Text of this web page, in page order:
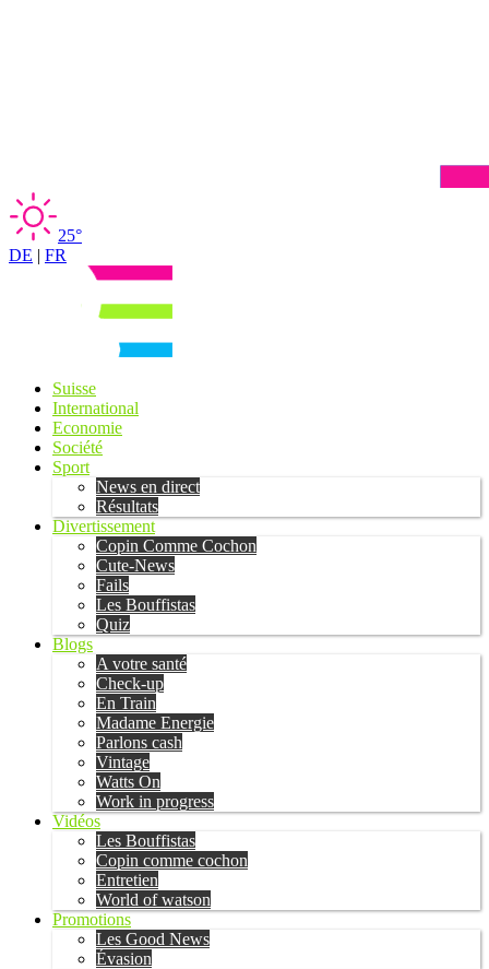
25°
DE | FR
Suisse
International
Economie
Société
Sport
News en direct
Résultats
Divertissement
Copin Comme Cochon
Cute-News
Fails
Les Bouffistas
Quiz
Blogs
A votre santé
Check-up
En Train
Madame Energie
Parlons cash
Vintage
Watts On
Work in progress
Vidéos
Les Bouffistas
Copin comme cochon
Entretien
World of watson
Promotions
Les Good News
Évasion